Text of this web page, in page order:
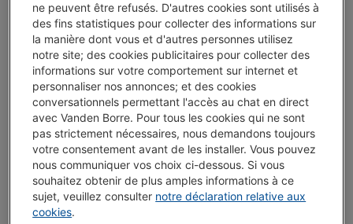
J'achète
Comparer
ACER ASPIRE LITE 15 (AL15-32P-C05D) INTEL
CELERON N4500 | SSD 128 GO
(1)
Écran: 15.6 pouces, 1920 x 1080 pixels (Full HD), IPS
LCD
Processeur: Intel Celeron-N4500
ne peuvent être refusés. D'autres cookies sont utilisés à
des fins statistiques pour collecter des informations sur
la manière dont vous et d'autres personnes utilisez
notre site; des cookies publicitaires pour collecter des
informations sur votre comportement sur internet et
personnaliser nos annonces; et des cookies
conversationnels permettant l'accès au chat en direct
avec Vanden Borre. Pour tous les cookies qui ne sont
pas strictement nécessaires, nous demandons toujours
votre consentement avant de les installer. Vous pouvez
nous communiquer vos choix ci-dessous. Si vous
souhaitez obtenir de plus amples informations à ce
sujet, veuillez consulter notre déclaration relative aux
cookies.